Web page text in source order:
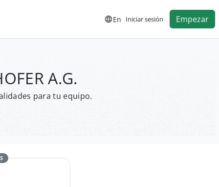
En Iniciar sesión Empezar
A.G.
para tu equipo.